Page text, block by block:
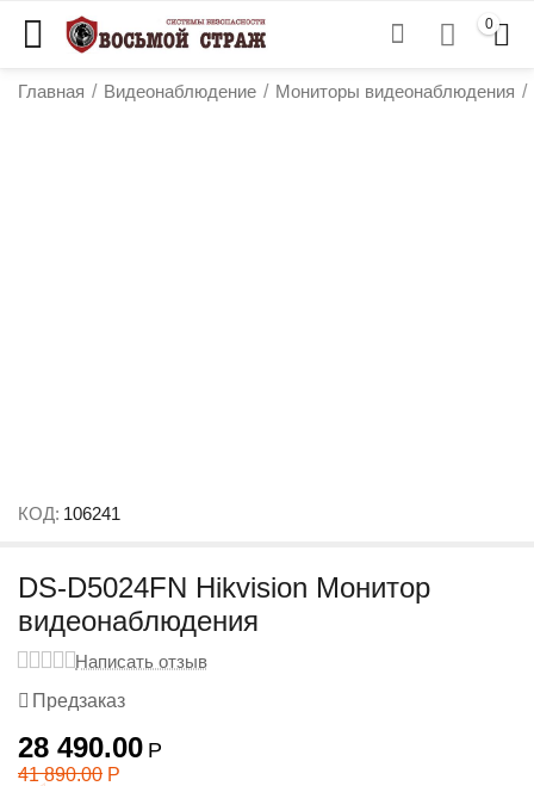
0
Главная / Видеонаблюдение / Мониторы видеонаблюдения /
КОД: 106241
DS-D5024FN Hikvision Монитор
видеонаблюдения
Написать отзыв
Предзаказ
28 490.00 Р
41 890.00 Р